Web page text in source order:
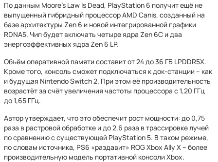
По данным Moore’s Law Is Dead, PlayStation 6 получит ещё не
выпущенный гибридный процессор AMD Canis, созданный на
базе архитектуры Zen 6 и новой интегрированной графики
RDNA5. Чип будет включать четыре ядра Zen 6C и два
энергоэффективных ядра Zen 6 LP.
Объём оперативной памяти составит от 24 до 36 ГБ LPDDR5X.
Кроме того, консоль сможет подключаться к док-станции – как
и будущая Nintendo Switch 2. При этом её производительность
возрастёт за счёт увеличения частоты процессора с 1,20 ГГц
до 1,65 ГГц.
Автор утверждает, что это обеспечит рост мощности: до 0,75
раза в растровой обработке и до 2,6 раза в трассировке лучей
по сравнению с существующей PlayStation 5. В таком режиме,
по словам источника, PS6 «раздавит» ROG Xbox Ally X – более
производительную модель портативной консоли Xbox.